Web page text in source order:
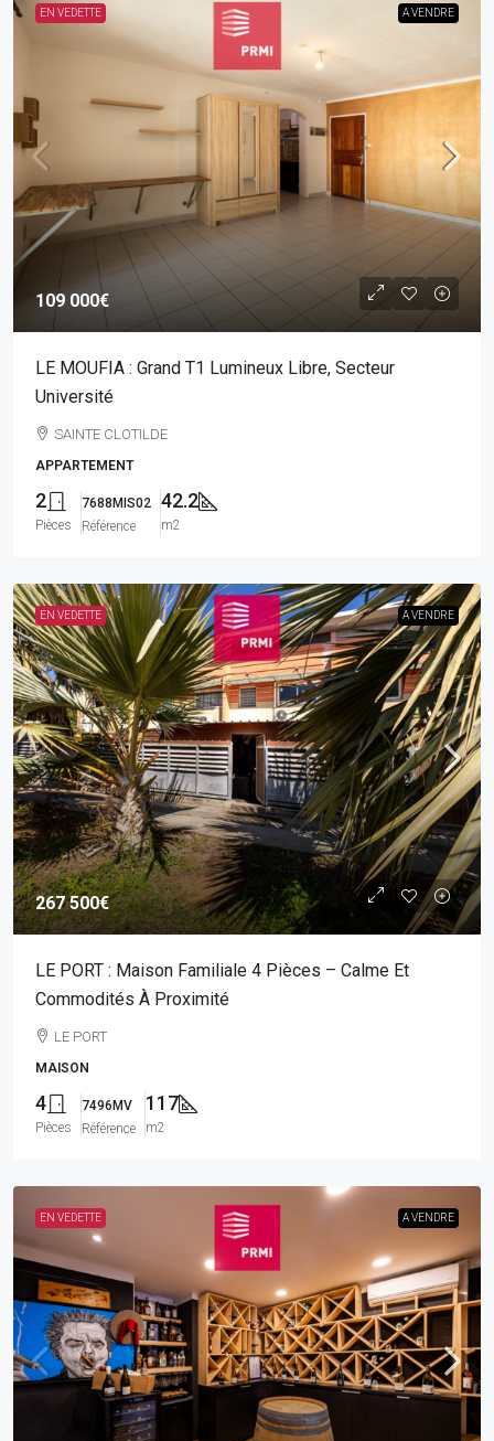
EN VEDETTE A VENDRE
109 000€
LE MOUFIA : Grand T1 Lumineux Libre, Secteur
Université
SAINTE CLOTILDE
APPARTEMENT
2
Pièces
7688MIS02
Référence
42.2
m2
EN VEDETTE A VENDRE
267 500€
LE PORT : Maison Familiale 4 Pièces – Calme Et
Commodités À Proximité
LE PORT
MAISON
4
Pièces
7496MV
Référence
117
m2
EN VEDETTE A VENDRE